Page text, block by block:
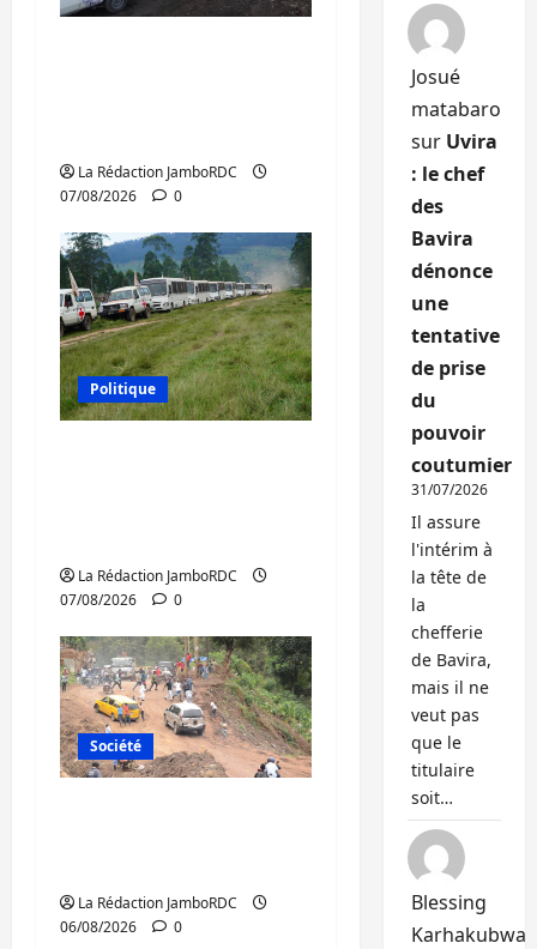
La Rédaction JamboRDC
07/08/2026
0
Politique
La Rédaction JamboRDC
07/08/2026
0
Société
La Rédaction JamboRDC
06/08/2026
0
Josué
matabaro
sur Uvira
: le chef
des
Bavira
dénonce
une
tentative
de prise
du
pouvoir
coutumier
31/07/2026
Il assure
l'intérim à
la tête de
la
chefferie
de Bavira,
mais il ne
veut pas
que le
titulaire
soit…
Blessing
Karhakubwa